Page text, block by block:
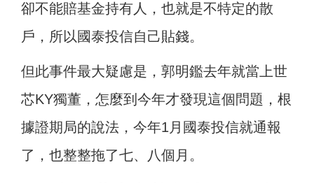
卻不能賠基金持有人，也就是不特定的散
戶，所以國泰投信自己貼錢。
但此事件最大疑慮是，郭明鑑去年就當上世
芯KY獨董，怎麼到今年才發現這個問題，根
據證期局的說法，今年1月國泰投信就通報
了，也整整拖了七、八個月。